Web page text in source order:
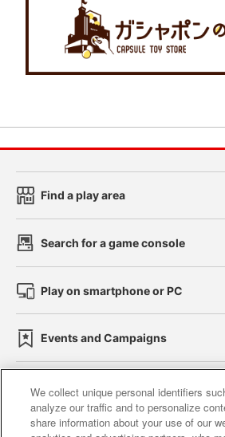
Find a play area
Search for a game console
Play on smartphone or PC
Events and Campaigns
Affiliate Sustainability site
We collect unique personal identifiers
analyze our traffic and to personalize
share information about your use of our